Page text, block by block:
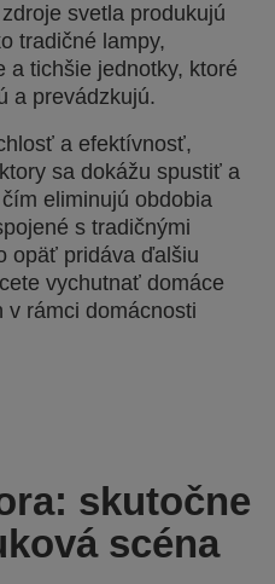
svetla produkujú
tradičné lampy,
a tichšie jednotky, ktoré
a prevádzkujú.
a efektívnosť,
sa dokážu spustiť a
eliminujú obdobia
s tradičnými
opäť pridáva ďalšiu
vychutnať domáce
v rámci domácnosti
skutočne
scéna